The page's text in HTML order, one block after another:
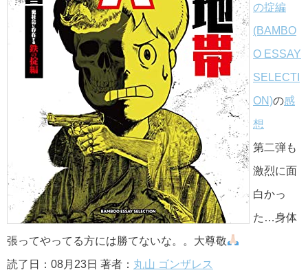
の掟編
(BAMBO
O ESSAY
SELECTI
ON)の感
想
第二弾も
激烈に面
白かっ
た…身体
張ってやってる方には勝てないな。。大尊敬
読了日：08月23日 著者： 丸山 ゴンザレス